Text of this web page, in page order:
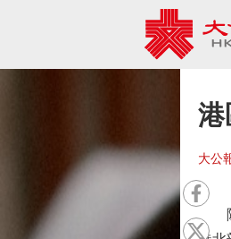
港
大公
陳勇